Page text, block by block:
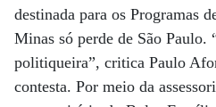
destinada para os Programas
Minas só perde de São Paulo.
politiqueira”, critica Paulo
contesta. Por meio da